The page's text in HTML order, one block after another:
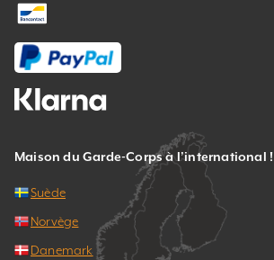
Maison du Garde-Corps à l’international !
Suède
Norvège
Danemark